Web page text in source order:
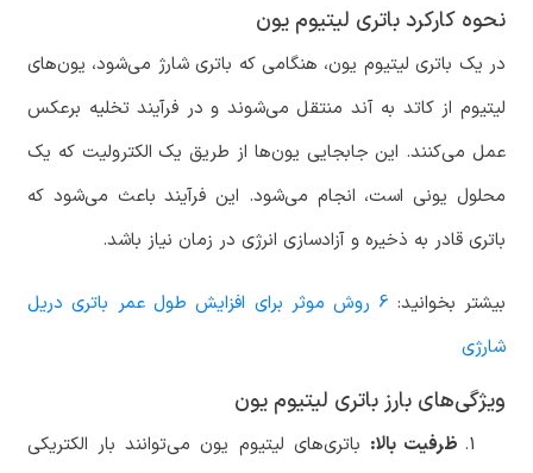
نحوه کارکرد باتری لیتیوم یون
در یک باتری لیتیوم یون، هنگامی که باتری شارژ می‌شود، یون‌های
لیتیوم از کاتد به آند منتقل می‌شوند و در فرآیند تخلیه برعکس
عمل می‌کنند. این جابجایی یون‌ها از طریق یک الکترولیت که یک
محلول یونی است، انجام می‌شود. این فرآیند باعث می‌شود که
باتری قادر به ذخیره و آزادسازی انرژی در زمان نیاز باشد.
بیشتر بخوانید:
6 روش موثر برای افزایش طول عمر باتری دریل
شارژی
ویژگی‌های بارز باتری لیتیوم یون
ظرفیت بالا: باتری‌های لیتیوم یون می‌توانند بار الکتریکی